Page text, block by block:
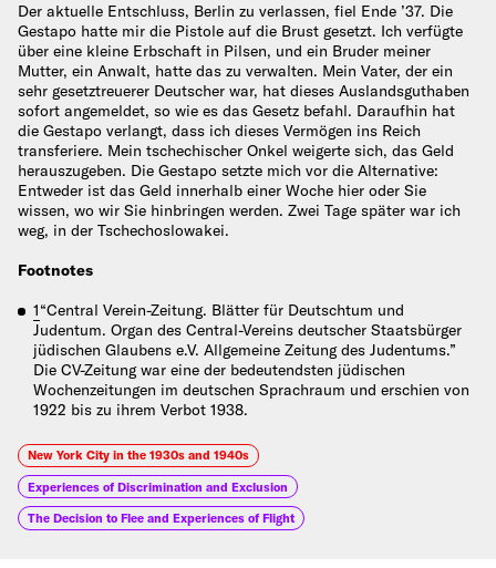
Der aktuelle Entschluss, Berlin zu verlassen, fiel Ende ’37. Die
Gestapo hatte mir die Pistole auf die Brust gesetzt. Ich verfügte
über eine kleine Erbschaft in Pilsen, und ein Bruder meiner
Mutter, ein Anwalt, hatte das zu verwalten. Mein Vater, der ein
sehr gesetztreuerer Deutscher war, hat dieses Auslandsguthaben
sofort angemeldet, so wie es das Gesetz befahl. Daraufhin hat
die Gestapo verlangt, dass ich dieses Vermögen ins Reich
transferiere. Mein tschechischer Onkel weigerte sich, das Geld
herauszugeben. Die Gestapo setzte mich vor die Alternative:
Entweder ist das Geld innerhalb einer Woche hier oder Sie
wissen, wo wir Sie hinbringen werden. Zwei Tage später war ich
weg, in der Tschechoslowakei.
Footnotes
1“Central Verein-Zeitung. Blätter für Deutschtum und
Judentum. Organ des Central-Vereins deutscher Staatsbürger
jüdischen Glaubens e.V. Allgemeine Zeitung des Judentums.”
Die CV-Zeitung war eine der bedeutendsten jüdischen
Wochenzeitungen im deutschen Sprachraum und erschien von
1922 bis zu ihrem Verbot 1938.
New York City in the 1930s and 1940s
Experiences of Discrimination and Exclusion
The Decision to Flee and Experiences of Flight